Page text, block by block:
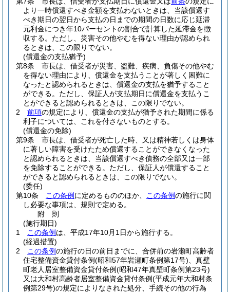
より一時償還すべき金額を支払わないときは、当該償還す
べき期日の翌日から支払の日までの期間の日数に応じ延滞
元利金につき年10パーセントの割合で計算した延滞金を徴
収する。 ただし、災害その他やむを得ない理由が認められ
るときは、この限りでない。
(償還金の支払猶予)
第8条
市長は、借受者が災害、盗難、疾病、負傷その他やむ
を得ない理由により、償還金を支払うことが著しく困難に
なったと認められるときは、償還金の支払を猶予すること
ができる。 ただし、保証人が支払期日に償還金を支払うこ
とができると認められるときは、この限りでない。
2
前項の規定により、償還金の支払が猶予された期間に係る
利子については、これを付さないものとする。
(償還金の免除)
第9条
市長は、借受者が死亡した時、又は精神若しくは身体
に著しい障害を受けたため償還することができなくなった
と認められるときは、当該償還すべき債務の全部又は一部
を免除することができる。 ただし、保証人が償還すること
ができると認められるときは、この限りでない。
(委任)
第10条
この条例 に定めるもののほか、 この条例の施行に関
し必要な事項は、規則で定める。
附 則
(施行期日)
1
この条例 は、平成17年10月1日から施行する。
(経過措置)
2
この条例の施行の日の前日までに、合併前の岩瀬町高齢者
住宅整備資金貸付条例(昭和57年岩瀬町条例第17号) 、真壁
町老人居室整備資金貸付条例(昭和47年真壁町条例第23号)
又は大和村高齢者居室整備資金貸付条例(平成元年大和村条
例第29号)の規定によりなされた処分、手続その他の行為